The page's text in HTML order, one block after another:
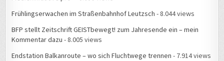
Frühlingserwachen im Straßenbahnhof Leutzsch - 8.044 views
BFP stellt Zeitschrift GEISTbewegt! zum Jahresende ein – mein
Kommentar dazu - 8.005 views
Endstation Balkanroute – wo sich Fluchtwege trennen - 7.914 views